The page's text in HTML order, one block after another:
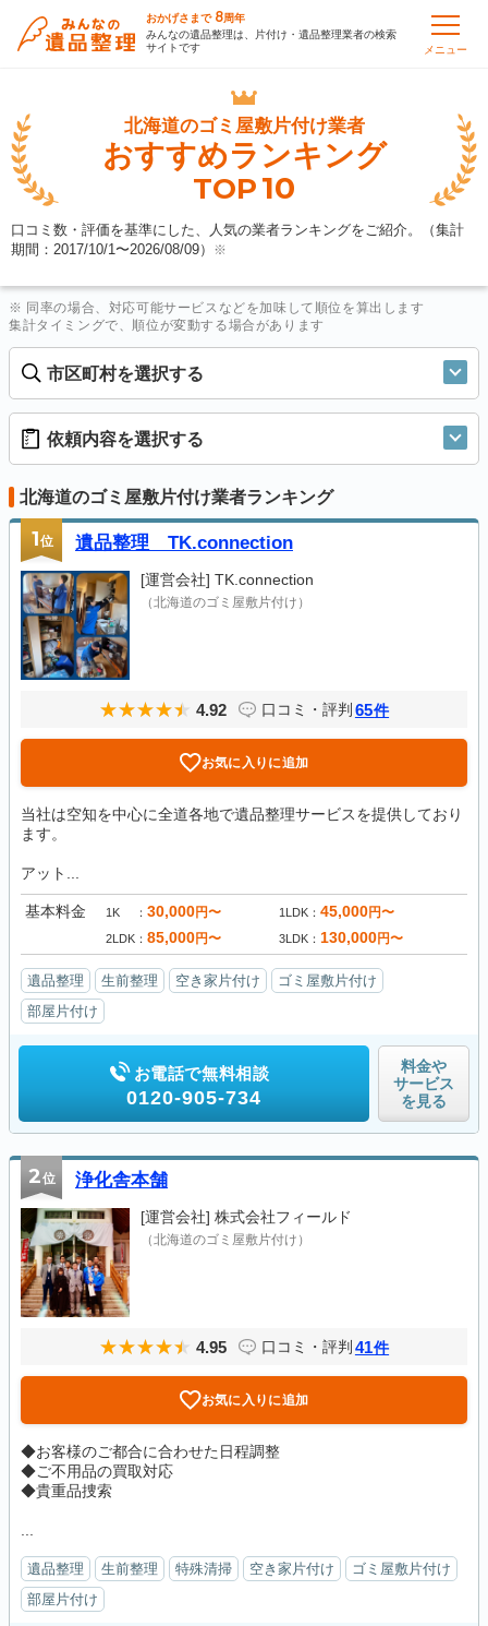
おかげさまで 8周年
みんなの遺品整理は、片付け・遺品整理業者の検索
サイトです
メニュー
北海道のゴミ屋敷片付け業者
おすすめランキング
TOP10
口コミ数・評価を基準にした、人気の業者ランキングをご紹介。（集計
期間：2017/10/1〜2026/08/09） ※
※ 同率の場合、対応可能サービスなどを加味して順位を算出します
集計タイミングで、順位が変動する場合があります
市区町村を選択する
依頼内容を選択する
北海道のゴミ屋敷片付け業者ランキング
1位 遺品整理 TK.connection
[運営会社] TK.connection
（北海道のゴミ屋敷片付け）
4.92 口コミ・評判 65件
お気に入りに追加
当社は空知を中心に全道各地で遺品整理サービスを提供しており
ます。
アット...
基本料金 1K 30,000円〜 1LDK 45,000円〜
2LDK 85,000円〜 3LDK 130,000円〜
遺品整理 生前整理 空き家片付け
ゴミ屋敷片付け
部屋片付け
お電話で無料相談
0120-905-734
料金や
サービス
を見る
2位 浄化舎本舗
[運営会社] 株式会社フィールド
（北海道のゴミ屋敷片付け）
4.95 口コミ・評判 41件
お気に入りに追加
◆お客様のご都合に合わせた日程調整
◆ご不用品の買取対応
◆貴重品捜索
遺品整理 生前整理 特殊清掃 空き家片付け
ゴミ屋敷片付け
部屋片付け